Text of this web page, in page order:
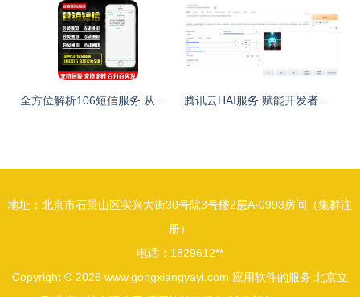
全方位解析106短信服务 从网站到定制接口的多元化应用方案 腾讯云HAI服务 赋能开发者，轻松构建专属AI应用新纪元
地址：北京市石景山区实兴大街30号院3号楼2层A-0993房间（集群注
册）
电话：1829612**
Copyright © 2026 www.gongxiangyayi.com 应用软件的服务 北京立